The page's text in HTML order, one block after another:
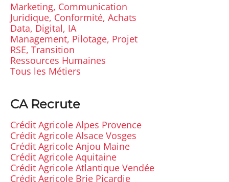
Marketing, Communication
Juridique, Conformité, Achats
Data, Digital, IA
Management, Pilotage, Projet
RSE, Transition
Ressources Humaines
Tous les Métiers
CA Recrute
Crédit Agricole Alpes Provence
Crédit Agricole Alsace Vosges
Crédit Agricole Anjou Maine
Crédit Agricole Aquitaine
Crédit Agricole Atlantique Vendée
Crédit Agricole Brie Picardie